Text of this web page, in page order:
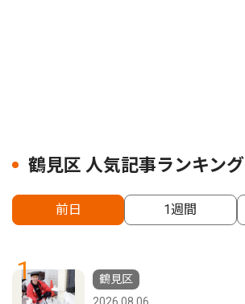
鶴見区 人気記事ランキング
前日 1週間
1
鶴見区